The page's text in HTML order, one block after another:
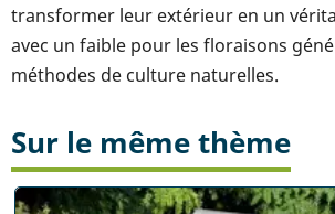
transformer leur extérieur en un
avec un faible pour les floraisons
méthodes de culture naturelles.
Sur le même thème